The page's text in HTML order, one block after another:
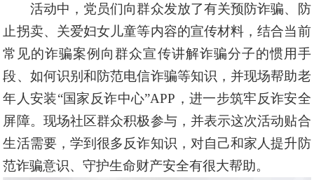
活动中，党员们向群众发放了有关预防诈骗、防
止拐卖、关爱妇女儿童等内容的宣传材料，结合当前
常见的诈骗案例向群众宣传讲解诈骗分子的惯用手
段、如何识别和防范电信诈骗等知识，并现场帮助老
年人安装“国家反诈中心”APP ，进一步筑牢反诈安全
屏障。现场社区群众积极参与，并表示这次活动贴合
生活需要，学到很多反诈知识，对自己和家人提升防
范诈骗意识、守护生命财产安全有很大帮助。